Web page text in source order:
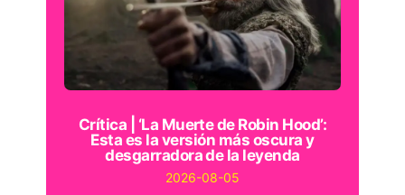
Crítica | ‘La Muerte de Robin Hood’:
Esta es la versión más oscura y
desgarradora de la leyenda
2026-08-05